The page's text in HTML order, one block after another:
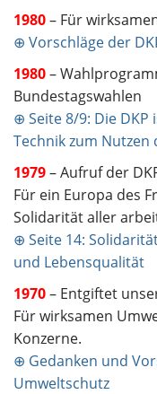
1980– Für
⊕ Vorschläge der
1980–
Bundestagswahlen
⊕ Seite 8/9: Die
Technik zum
1979– Aufruf der
Für ein Europa des
Solidarität aller
⊕ Seite 14:
und Lebensqualität
1970– Entgiftet
Für wirksamen
Konzerne.
⊕ Gedanken und
Umweltschutz